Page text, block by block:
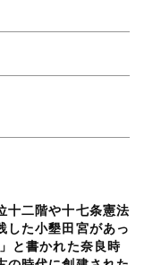
十二階や十七条憲法
した小墾田宮があっ
と書かれた奈良時